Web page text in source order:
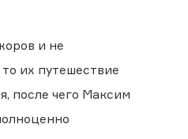
и не
их путешествие
после чего Максим